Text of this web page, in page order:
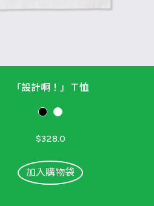
「設計啊！」Ｔ恤
$328.0
加入購物袋